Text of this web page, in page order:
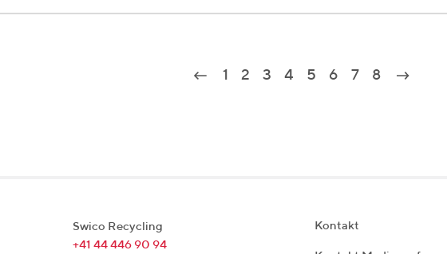
1 2 3 4 5 6 7 8
Swico Recycling
+41 44 446 90 94
Kontakt